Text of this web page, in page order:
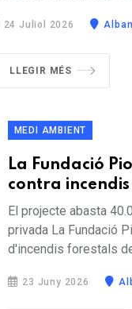
24 Juliol 2026
LLEGIR MÉS
MEDI AMBIENT
La Fundació
contra
El projecte abasta
privada La Fundació
d'incendis forestals de
23 Juny 2026